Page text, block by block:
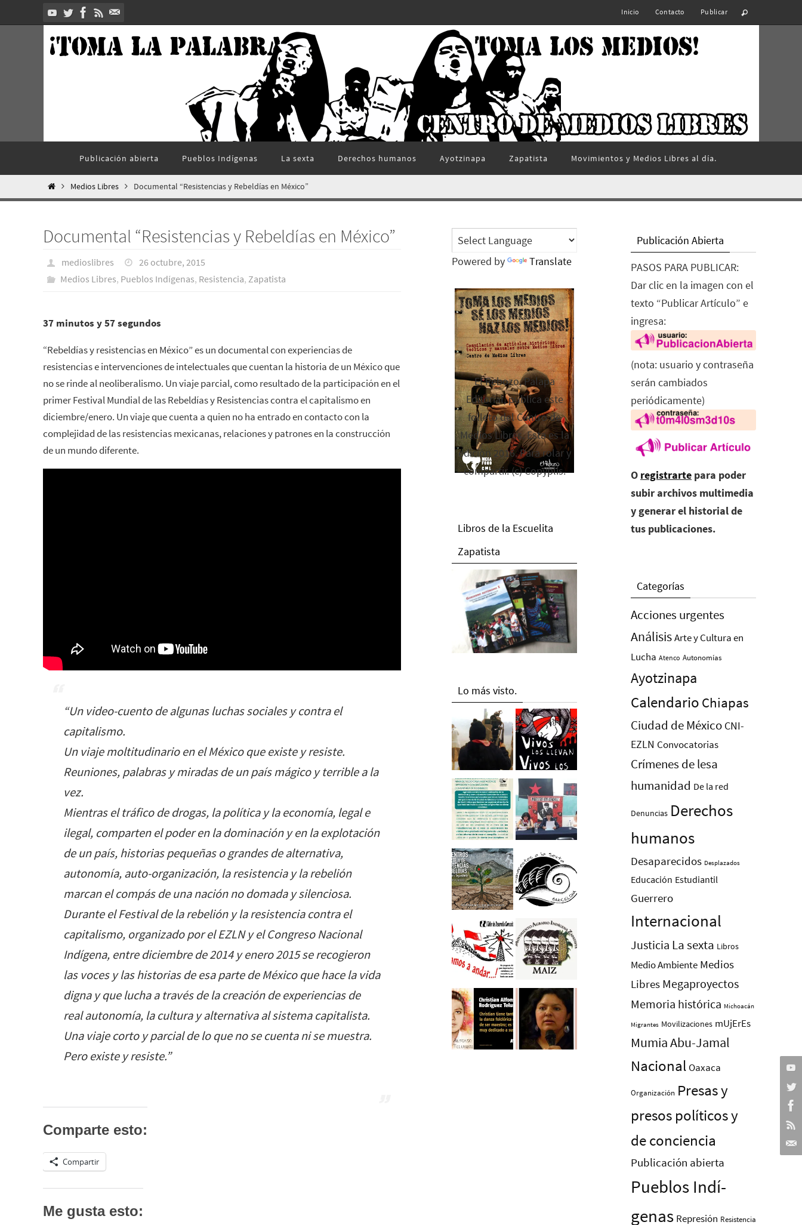
al
Inicio Contacto Publicar
contenido
Publicación abierta Pueblos Indí­genas La sexta Derechos humanos Ayotzinapa Zapatista Movimientos y Medios Libres al día.
InicioMedios Libres Documental “Resistencias y Rebeldías en México”
Documental “Resistencias y Rebeldías en México”
medioslibres
26 octubre, 2015
Medios Libres, Pueblos Indí­genas, Resistencia, Zapatista
37 minutos y 57 segundos
“Rebeldías y resistencias en México” es un documental con experiencias de
resistencias e intervenciones de intelectuales que cuentan la historia de un México que
no se rinde al neoliberalismo. Un viaje parcial, como resultado de la participación en el
primer Festival Mundial de las Rebeldías y Resistencias contra el capitalismo en
diciembre/enero. Un viaje que cuenta a quien no ha entrado en contacto con la
complejidad de las resistencias mexicanas, relaciones y patrones en la construcción
de un mundo diferente.
“Un video-cuento de algunas luchas sociales y contra el
capitalismo.
Un viaje moltitudinario en el México que existe y resiste.
Reuniones, palabras y miradas de un país mágico y terrible a la
vez.
Mientras el tráfico de drogas, la política y la economía, legal e
ilegal, comparten el poder en la dominación y en la explotación
de un país, historias pequeñas o grandes de alternativa,
autonomía, auto-organización, la resistencia y la rebelión
marcan el compás de una nación no domada y silenciosa.
Durante el Festival de la rebelión y la resistencia contra el
capitalismo, organizado por el EZLN y el Congreso Nacional
Indígena, entre diciembre de 2014 y enero 2015 se recogieron
las voces y las historias de esa parte de México que hace la vida
digna y que lucha a través de la creación de experiencias de
real autonomía, la cultura y alternativa al sistema capitalista.
Una viaje corto y parcial de lo que no se cuenta ni se muestra.
Pero existe y resiste.”
Comparte esto:
Compartir
Me gusta esto:
Powered by Translate
El Rebozo, Palapa
Editorial, publica este
folleto del Centro de
Medios Libres. Esta es la
edición 2016. Para rolar y
compartir. (c) Copyplis.
Libros de la Escuelita
Zapatista
Lo más visto.
Publicación Abierta
PASOS PARA PUBLICAR:
Dar clic en la imagen con el
texto “Publicar Artículo” e
ingresa:
(nota: usuario y contraseña
serán cambiados
periódicamente)
O registrarte para poder
subir archivos multimedia
y generar el historial de
tus publicaciones.
Categorías
Acciones urgentes
AnálisisArte y Cultura en
Lucha Atenco Autonomías
Ayotzinapa
Calendario Chiapas
Ciudad de México CNI-
EZLN Convocatorias
Crímenes de lesa
humanidad De la red
Denuncias Derechos
humanos
Desaparecidos Desplazados
Educación Estudiantil
Guerrero
Internacional
Justicia La sexta Libros
Medio Ambiente Medios
Libres Megaproyectos
Memoria histórica Michoacán
Migrantes Movilizaciones mUjErEs
Mumia Abu-Jamal
Nacional Oaxaca
Organización Presas y
presos polí­ticos y
de conciencia
Publicación abierta
Pueblos Indí­
genas Represión Resistencia